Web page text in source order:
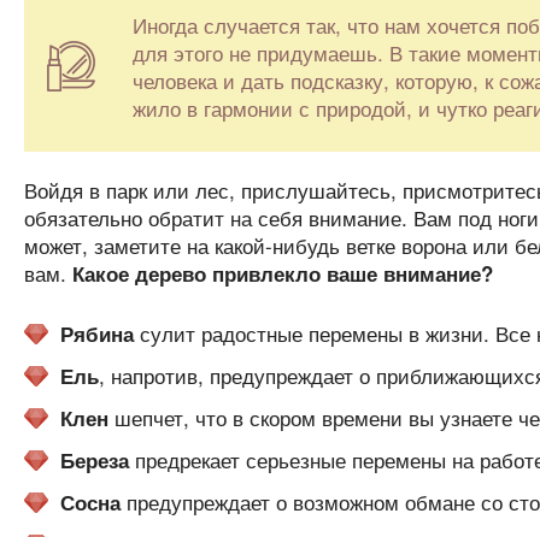
Иногда случается так, что нам хочется
для этого не придумаешь. В такие
человека и дать подсказку, которую, к
жило в гармонии с природой, и чутко
Войдя в парк или лес, прислушайтесь,
обязательно обратит на себя внимание. Вам под
может, заметите на какой-нибудь ветке ворона или
вам. Какое дерево привлекло ваше внимание?
Рябинасулит радостные перемены в жизни. Все
Ель, напротив, предупреждает о
Клен шепчет, что в скором времени вы узнаете
Березапредрекает серьезные перемены на
Соснапредупреждает о возможном обмане со